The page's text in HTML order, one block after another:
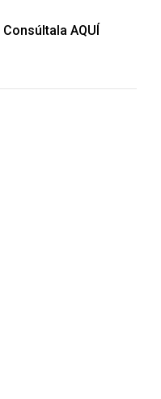
Consúltala AQUÍ